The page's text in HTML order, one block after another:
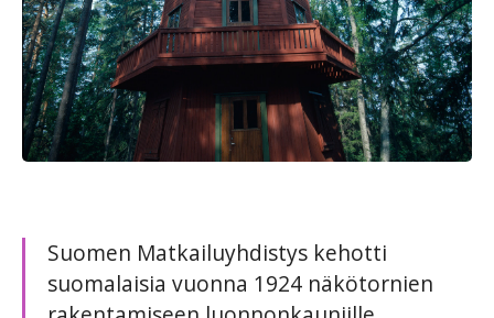
Suomen Matkailuyhdistys kehotti
suomalaisia vuonna 1924 näkötornien